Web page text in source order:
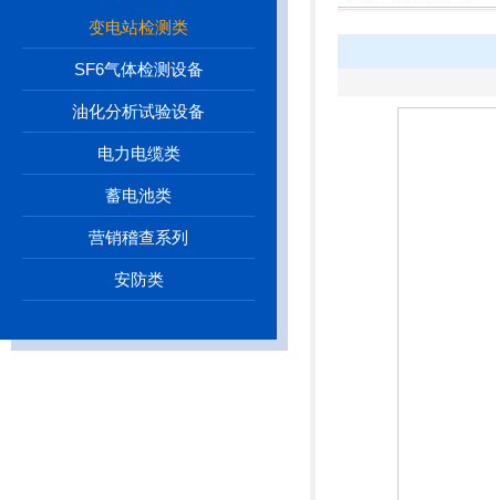
变电站检测类
SF6气体检测设备
油化分析试验设备
电力电缆类
蓄电池类
营销稽查系列
安防类